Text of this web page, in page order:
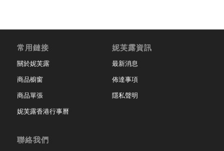
常用鏈接
關於妮芙露
商品櫥窗
商品單張
妮芙露香港行事曆
妮芙露資訊
最新消息
佈達事項
隱私聲明
聯絡我們